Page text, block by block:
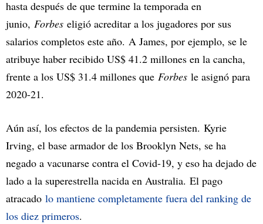
hasta después de que termine la temporada en
junio, Forbes eligió acreditar a los jugadores por sus
salarios completos este año. A James, por ejemplo, se le
atribuye haber recibido US$ 41.2 millones en la cancha,
frente a los US$ 31.4 millones que Forbes le asignó para
2020-21.
Aún así, los efectos de la pandemia persisten. Kyrie
Irving, el base armador de los Brooklyn Nets, se ha
negado a vacunarse contra el Covid-19, y eso ha dejado de
lado a la superestrella nacida en Australia. El pago
atracado lo mantiene completamente fuera del ranking de
los diez primeros.